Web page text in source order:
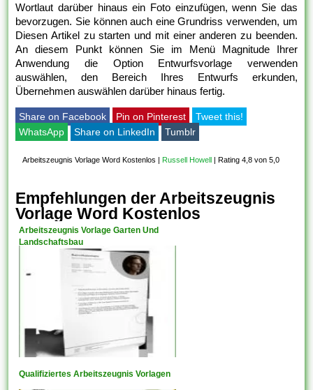
Wortlaut darüber hinaus ein Foto einzufügen, wenn Sie das
bevorzugen. Sie können auch eine Grundriss verwenden, um
Diesen Artikel zu starten und mit einer anderen zu beenden.
An diesem Punkt können Sie im Menü Magnitude Ihrer
Anwendung die Option Entwurfsvorlage verwenden
auswählen, den Bereich Ihres Entwurfs erkunden,
Übernehmen auswählen darüber hinaus fertig.
Share on Facebook Pin on Pinterest
Tweet this!
WhatsApp
Share on LinkedIn Tumblr
Arbeitszeugnis Vorlage Word Kostenlos | Russell Howell |Rating 4,8 von 5,0
Empfehlungen der Arbeitszeugnis
Vorlage Word Kostenlos
Arbeitszeugnis Vorlage Garten Und
Landschaftsbau
Qualifiziertes Arbeitszeugnis Vorlagen